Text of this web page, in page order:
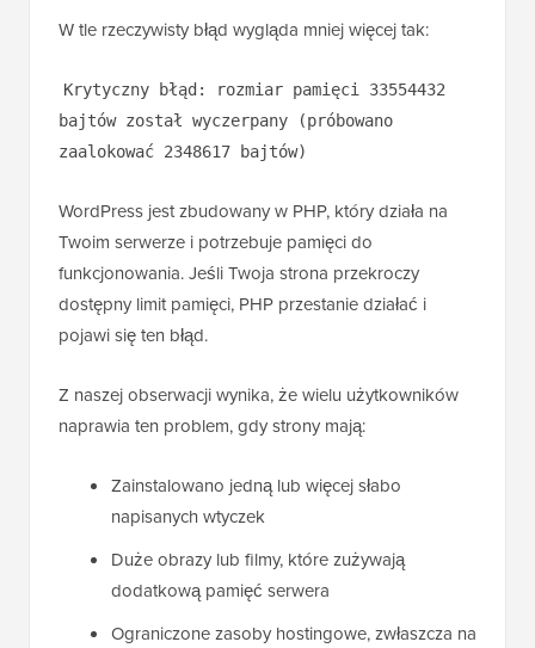
W tle rzeczywisty błąd wygląda mniej więcej tak:
Krytyczny błąd: rozmiar pamięci 33554432
bajtów został wyczerpany (próbowano
zaalokować 2348617 bajtów)
WordPress jest zbudowany w PHP, który działa na
Twoim serwerze i potrzebuje pamięci do
funkcjonowania. Jeśli Twoja strona przekroczy
dostępny limit pamięci, PHP przestanie działać i
pojawi się ten błąd.
Z naszej obserwacji wynika, że wielu użytkowników
naprawia ten problem, gdy strony mają:
Zainstalowano jedną lub więcej słabo
napisanych wtyczek
Duże obrazy lub filmy, które zużywają
dodatkową pamięć serwera
Ograniczone zasoby hostingowe, zwłaszcza na